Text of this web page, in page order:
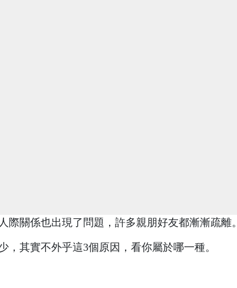
際關係也出現了問題，許多親朋好友都漸漸疏離。
，其實不外乎這3個原因，看你屬於哪一種。